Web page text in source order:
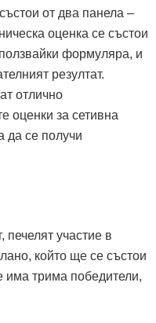
от два панела –
оценка се състои
формуляра, и
резултат.
отлично
оценки за сетивна
да се получи
печелят участие в
който ще се състои
има трима победители,